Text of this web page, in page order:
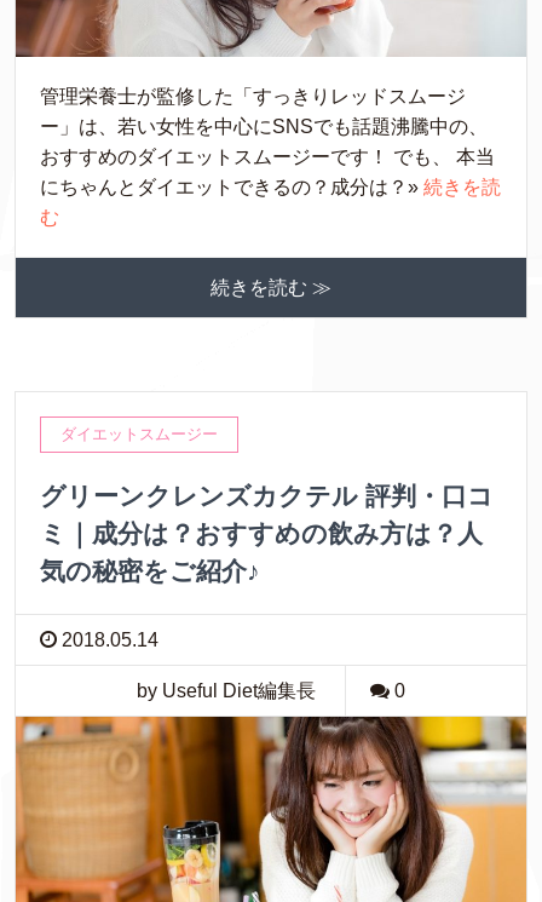
管理栄養士が監修した「すっきりレッドスムージ
ー」は、若い女性を中心にSNSでも話題沸騰中の、
おすすめのダイエットスムージーです！ でも、 本当
にちゃんとダイエットできるの？成分は？» 続きを読
む
続きを読む ≫
ダイエットスムージー
グリーンクレンズカクテル 評判・口コ
ミ｜成分は？おすすめの飲み方は？人
気の秘密をご紹介♪
2018.05.14
by Useful Diet編集長 0